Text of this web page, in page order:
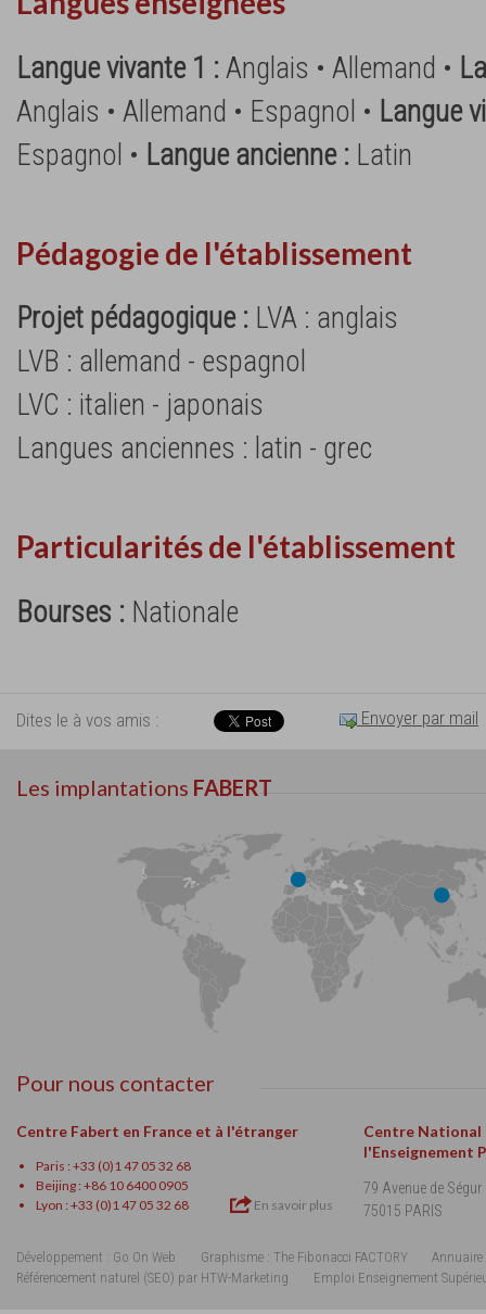
Langue vivante 1 :Anglais • Allemand •
Anglais • Allemand • Espagnol • Langue
Espagnol • Langue ancienne : Latin
Pédagogie de l'établissement
Projet pédagogique : LVA : anglais
LVB : allemand - espagnol
LVC : italien - japonais
Langues anciennes : latin - grec
Particularités de l'établissement
Bourses : Nationale
Dites le à vos amis : Envoyer par mail
Les implantations FABERT
Pour nous contacter
Centre Fabert en France et à l'étranger
Paris : +33 (0)1 47 05 32 68
Beijing : +86 10 6400 0905
Lyon : +33 (0)1 47 05 32 68
En savoir plus
Centre National
l'Enseignement
79 Avenue de Ségur
75015 PARIS
Développement : Go On Web Graphisme : The Fibonacci FACTORY
Annuaire
Référencement naturel (SEO) par HTW-Marketing
Emploi Enseignement